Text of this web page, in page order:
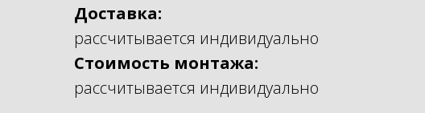
Доставка:
рассчитывается индивидуально
Стоимость монтажа:
рассчитывается индивидуально